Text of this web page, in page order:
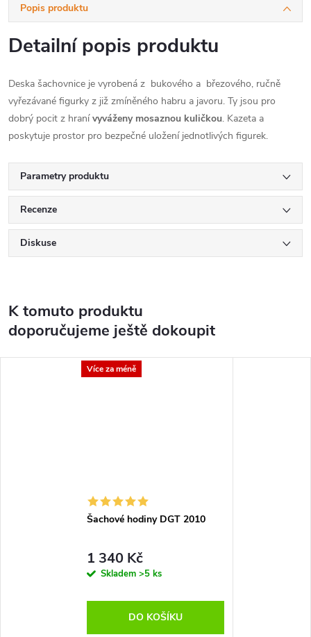
Popis produktu
Detailní popis produktu
Deska šachovnice je vyrobená z bukového a březového, ručně
vyřezávané figurky z již zmíněného habru a javoru. Ty jsou pro
dobrý pocit z hranívyváženy mosaznou kuličkou. Kazeta a
poskytuje prostor pro bezpečné uložení jednotlivých figurek.
Parametry produktu
Recenze
Diskuse
K tomuto produktu
doporučujeme ještě dokoupit
Více za méně
Šachové hodiny DGT 2010
1 340 Kč
Skladem >5 ks
DO KOŠÍKU